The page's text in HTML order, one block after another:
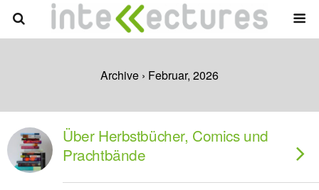
Archive › Februar, 2026
Über Herbstbücher, Comics und
Prachtbände